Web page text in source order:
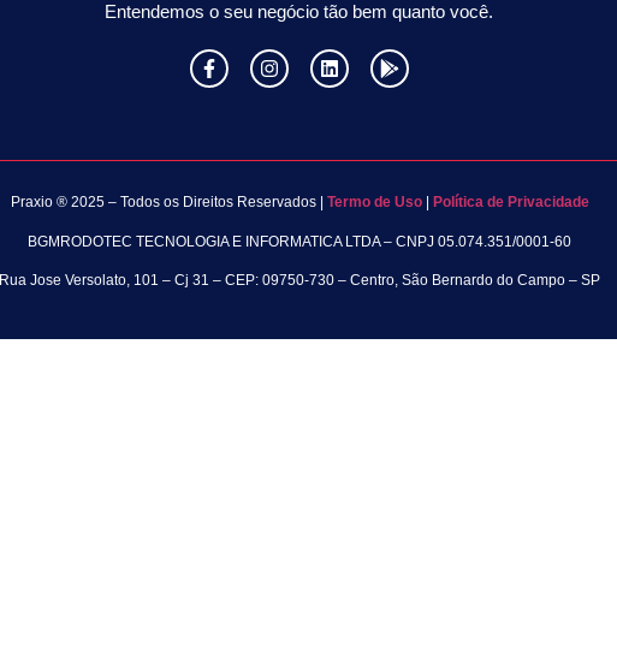
Entendemos o seu negócio tão bem quanto você.
Praxio ® 2025 – Todos os Direitos Reservados | Termo de Uso| Política de Privacidade
BGMRODOTEC TECNOLOGIA E INFORMATICA LTDA – CNPJ 05.074.351/0001-60
Rua Jose Versolato, 101 – Cj 31 – CEP: 09750-730 – Centro, São Bernardo do Campo – SP